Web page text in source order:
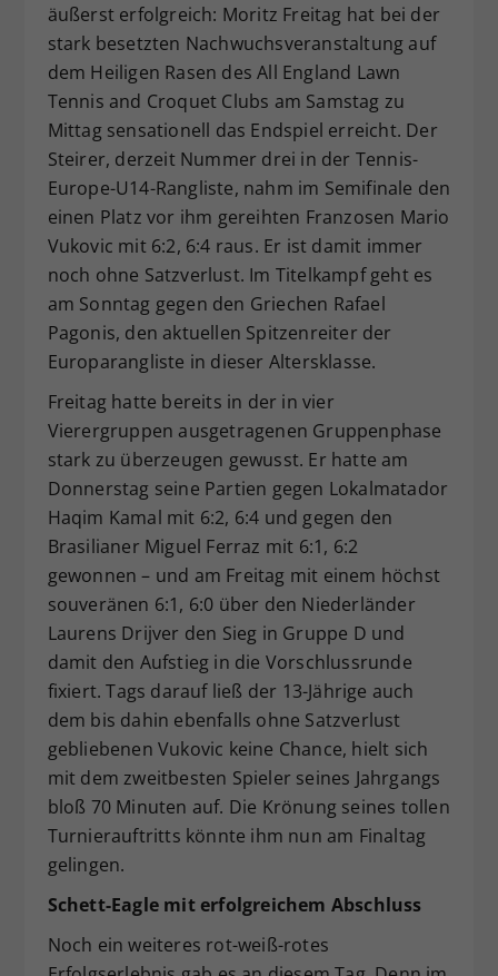
äußerst erfolgreich: Moritz Freitag hat bei der
stark besetzten Nachwuchsveranstaltung auf
dem Heiligen Rasen des All England Lawn
Tennis and Croquet Clubs am Samstag zu
Mittag sensationell das Endspiel erreicht. Der
Steirer, derzeit Nummer drei in der Tennis-
Europe-U14-Rangliste, nahm im Semifinale den
einen Platz vor ihm gereihten Franzosen Mario
Vukovic mit 6:2, 6:4 raus. Er ist damit immer
noch ohne Satzverlust. Im Titelkampf geht es
am Sonntag gegen den Griechen Rafael
Pagonis, den aktuellen Spitzenreiter der
Europarangliste in dieser Altersklasse.
Freitag hatte bereits in der in vier
Vierergruppen ausgetragenen Gruppenphase
stark zu überzeugen gewusst. Er hatte am
Donnerstag seine Partien gegen Lokalmatador
Haqim Kamal mit 6:2, 6:4 und gegen den
Brasilianer Miguel Ferraz mit 6:1, 6:2
gewonnen – und am Freitag mit einem höchst
souveränen 6:1, 6:0 über den Niederländer
Laurens Drijver den Sieg in Gruppe D und
damit den Aufstieg in die Vorschlussrunde
fixiert. Tags darauf ließ der 13-Jährige auch
dem bis dahin ebenfalls ohne Satzverlust
gebliebenen Vukovic keine Chance, hielt sich
mit dem zweitbesten Spieler seines Jahrgangs
bloß 70 Minuten auf. Die Krönung seines tollen
Turnierauftritts könnte ihm nun am Finaltag
gelingen.
Schett-Eagle mit erfolgreichem Abschluss
Noch ein weiteres rot-weiß-rotes
Zweck
Dieser Wert speichert Ihre Consent-
Einstellungen. Unter anderem eine
zufällig generierte ID, für die
historische Speicherung Ihrer
vorgenommen Einstellungen, falls der
Webseiten-Betreiber dies eingestellt